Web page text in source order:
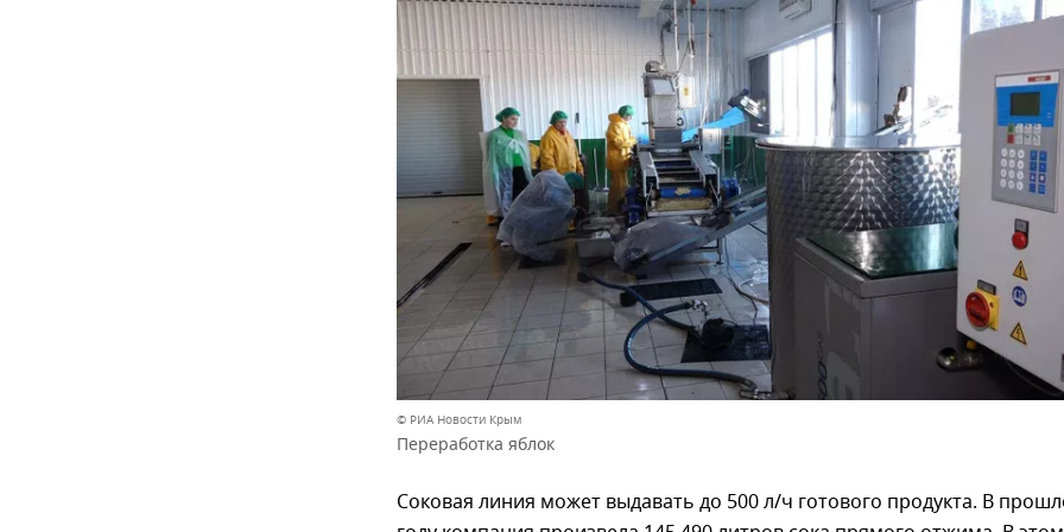
© РИА Новости Крым
Переработка яблок
Соковая линия может выдавать до 500 л/ч готового продукта. В